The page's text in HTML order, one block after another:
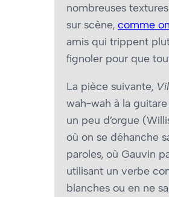
nombreuses
sur scène, comme
amis qui trippent
fignoler pour que
La pièce suivante,
wah-wah à la
un peu d’orgue
où on se déhanche
paroles, où Gauvin
utilisant un verbe
blanches ou en ne